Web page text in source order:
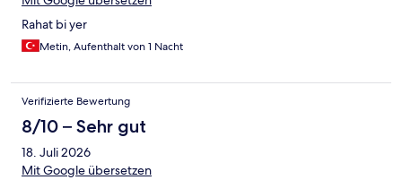
Rahat bi yer
Metin, Aufenthalt von 1 Nacht
Verifizierte Bewertung
8/10 – Sehr gut
18. Juli 2026
Mit Google übersetzen